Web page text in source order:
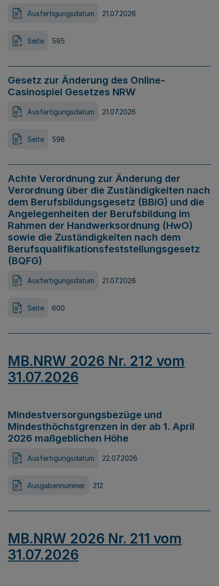
Ausfertigungsdatum 21.07.2026
Seite 595
Gesetz zur Änderung des Online-
Casinospiel Gesetzes NRW
Ausfertigungsdatum 21.07.2026
Seite 598
Achte Verordnung zur Änderung der
Verordnung über die Zuständigkeiten nach
dem Berufsbildungsgesetz (BBiG) und die
Angelegenheiten der Berufsbildung im
Rahmen der Handwerksordnung (HwO)
sowie die Zuständigkeiten nach dem
Berufsqualifikationsfeststellungsgesetz
(BQFG)
Ausfertigungsdatum 21.07.2026
Seite 600
MB.NRW 2026 Nr. 212 vom
31.07.2026
Mindestversorgungsbezüge und
Mindesthöchstgrenzen in der ab 1. April
2026 maßgeblichen Höhe
Ausfertigungsdatum 22.07.2026
Ausgabennummer 212
MB.NRW 2026 Nr. 211 vom
31.07.2026